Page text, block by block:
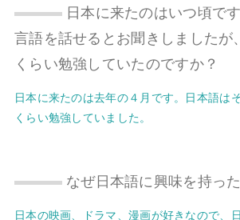
日本に来たのはいつ頃で
言語を話せるとお聞きしましたが
くらい勉強していたのですか？
日本に来たのは去年の４月です。日本語は
くらい勉強していました。
なぜ日本語に興味を持っ
日本の映画、ドラマ、漫画が好きなので、